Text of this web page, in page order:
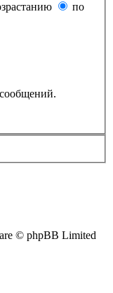
по
© phpBB Limited